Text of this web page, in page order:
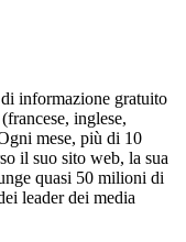
informazione gratuito
inglese,
mese, più di 10
il suo sito web, la sua
quasi 50 milioni di
leader dei media